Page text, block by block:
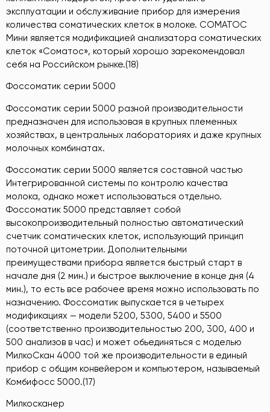
эксплуатации и обслуживание прибор для измерения
количества соматических клеток в молоке. СОМАТОС
Мини является модификацией анализатора соматических
клеток «Соматос», который хорошо зарекомендовал
себя на Российском рынке.(18)
Фоссоматик серии 5000
Фоссоматик серии 5000 разной производительности
предназначен для использовая в крупных племенных
хозяйствах, в центральных лабораториях и даже крупных
молочных комбинатах.
Фоссоматик серии 5000 является составной частью
Интегрированной системы по контролю качества
молока, однако может использоваться отдельно.
Фоссоматик 5000 представляет собой
высокопроизводительный полностью автоматический
счетчик соматических клеток, использующий принцип
поточной цитометрии. Дополнительными
преимуществами прибора является быстрый старт в
начале дня (2 мин.) и быстрое выключение в конце дня (4
мин.), то есть все рабочее время можно использовать по
назначению. Фоссоматик выпускается в четырех
модификациях — модели 5200, 5300, 5400 и 5500
(соответственно производительностью 200, 300, 400 и
500 анализов в час) и может обьединяться с моделью
МилкоСкан 4000 той же производительности в единый
прибор с общим конвейером и компьютером, называемый
Комбифосс 5000.(17)
Милкосканер